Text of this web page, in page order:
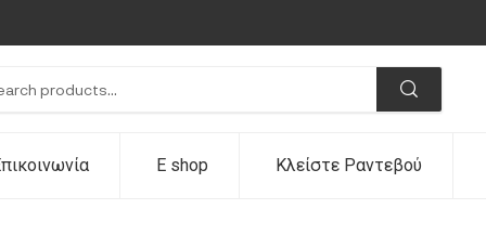
E shop Κλείστε Ραντεβού